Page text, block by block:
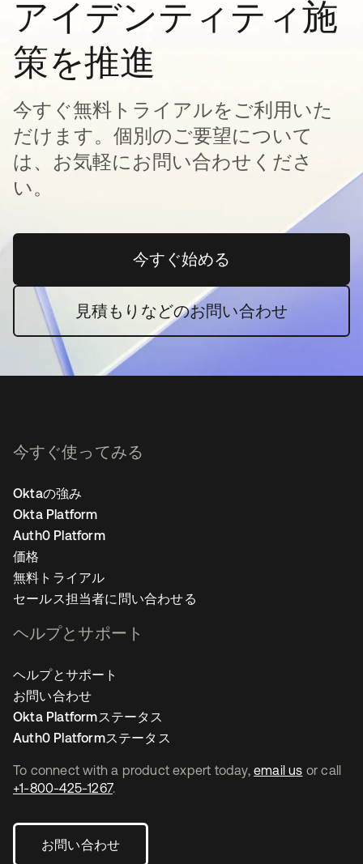
アイデンティティ施
策を推進
今すぐ無料トライアルをご利用いた
だけます。個別のご要望について
は、お気軽にお問い合わせくださ
い。
今すぐ始める新しいタブで開く
見積もりなどのお問い合わせ
To connect with a product expert today, email us or call
+1-800-425-1267.
お問い合わせ
今すぐ使ってみる
Oktaの強み
Okta Platform
Auth0 Platform
価格
無料トライアル
セールス担当者に問い合わせる
ヘルプとサポート
ヘルプとサポート
お問い合わせ
Okta Platformステータス
Auth0 Platformステータス